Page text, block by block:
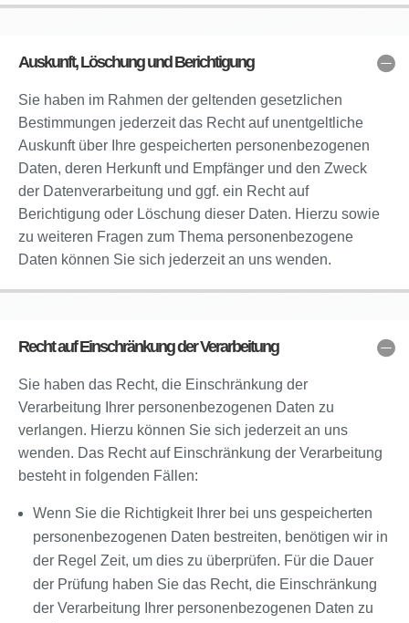
Auskunft, Löschung und Berichtigung
Sie haben im Rahmen der geltenden gesetzlichen
Bestimmungen jederzeit das Recht auf unentgeltliche
Auskunft über Ihre gespeicherten personenbezogenen
Daten, deren Herkunft und Empfänger und den Zweck
der Datenverarbeitung und ggf. ein Recht auf
Berichtigung oder Löschung dieser Daten. Hierzu sowie
zu weiteren Fragen zum Thema personenbezogene
Daten können Sie sich jederzeit an uns wenden.
Recht auf Einschränkung der Verarbeitung
Sie haben das Recht, die Einschränkung der
Verarbeitung Ihrer personenbezogenen Daten zu
verlangen. Hierzu können Sie sich jederzeit an uns
wenden. Das Recht auf Einschränkung der Verarbeitung
besteht in folgenden Fällen:
Wenn Sie die Richtigkeit Ihrer bei uns gespeicherten
personenbezogenen Daten bestreiten, benötigen wir in
der Regel Zeit, um dies zu überprüfen. Für die Dauer
der Prüfung haben Sie das Recht, die Einschränkung
der Verarbeitung Ihrer personenbezogenen Daten zu